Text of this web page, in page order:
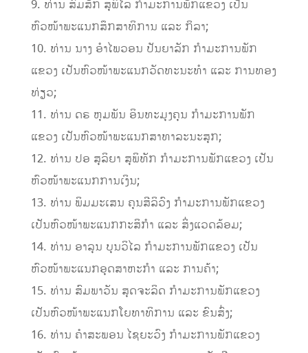
9. ທ່ານ ສົມສັກ ສຸພິໄລ ກໍາມະການພັກແຂວງ ເປັນ
ຫົວໜ້າພະແນກສຶກສາທິການ ແລະ ກິລາ;
10. ທ່ານ ນາງ ອໍາໄພວອນ ປັນຍາລັກ ກໍາມະການພັກ
ແຂວງ ເປັນຫົວໜ້າພະແນກວັດທະນະທໍາ ແລະ ການທອງ
ທ່ຽວ;
11. ທ່ານ ດຣ ຫຸມພັນ ອິນທະມຸງຄຸນ ກໍາມະການພັກ
ແຂວງ ເປັນຫົວໜ້າພະແນກສາທາລະນະສຸກ;
12. ທ່ານ ປອ ສຸລິຍາ ສຸພິທັກ ກໍາມະການພັກແຂວງ ເປັນ
ຫົວໜ້າພະແນກການເງິນ;
13. ທ່ານ ພິມມະເສນ ຄຸນສີລິວົງ ກໍາມະການພັກແຂວງ
ເປັນຫົວໜ້າພະແນກກະສິກໍາ ແລະ ສິ່ງແວດລ້ອມ;
14. ທ່ານ ອາລຸນ ບຸນວິໄລ ກໍາມະການພັກແຂວງ ເປັນ
ຫົວໜ້າພະແນກອຸດສາຫະກໍາ ແລະ ການຄ້າ;
15. ທ່ານ ສົມພາວັນ ສຸດຈະລິດ ກໍາມະການພັກແຂວງ
ເປັນຫົວໜ້າພະແນກໂຍທາທິການ ແລະ ຂົນສົ່ງ;
16. ທ່ານ ຄໍາສະພອນ ໄຊຍະວົງ ກໍາມະການພັກແຂວງ